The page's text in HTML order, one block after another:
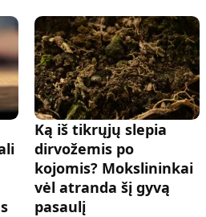
Ką iš tikrųjų slepia
dirvožemis po
kojomis? Mokslininkai
vėl atranda šį gyvą
pasaulį